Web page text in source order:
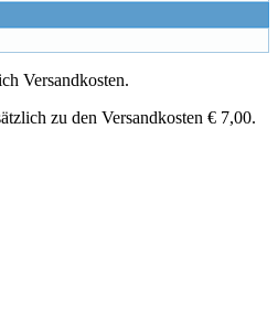
Versandkosten.
zu den Versandkosten € 7,00.